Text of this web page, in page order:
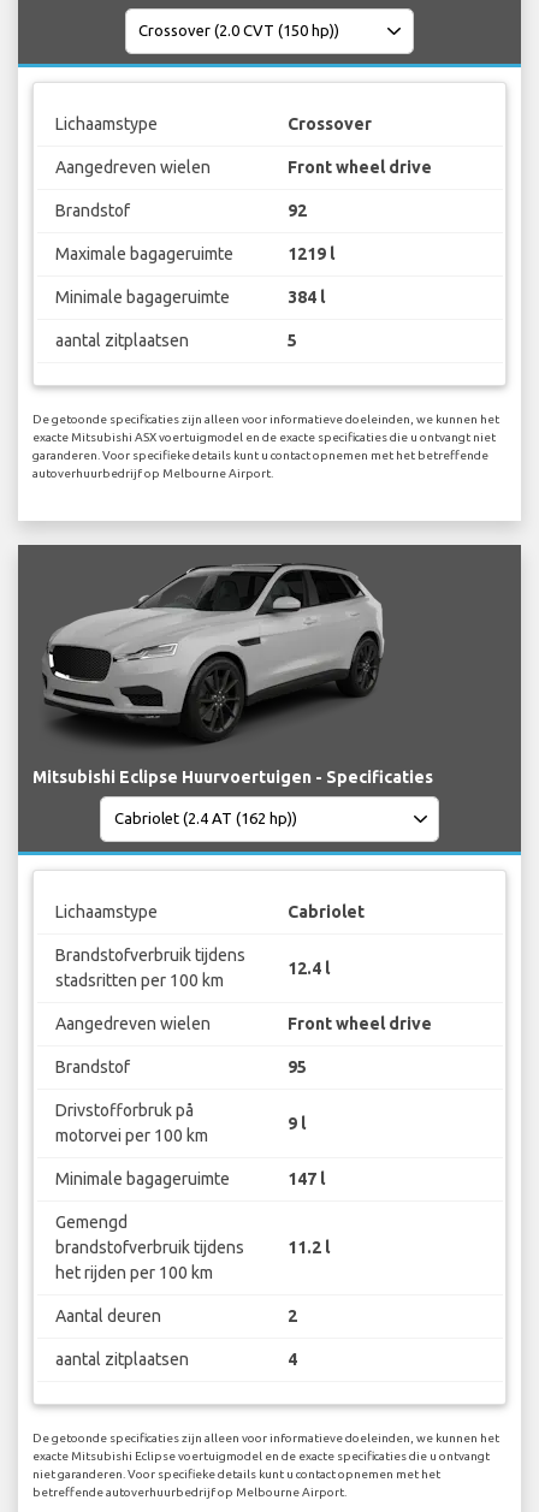
Lichaamstype Crossover
Aangedreven wielen Front wheel drive
Brandstof 92
Maximale bagageruimte 1219 l
Minimale bagageruimte 384 l
aantal zitplaatsen 5
De getoonde specificaties zijn alleen voor informatieve doeleinden, we kunnen het
exacte Mitsubishi ASX voertuigmodel en de exacte specificaties die u ontvangt niet
garanderen. Voor specifieke details kunt u contact opnemen met het betreffende
autoverhuurbedrijf op Melbourne Airport.
Mitsubishi Eclipse Huurvoertuigen - Specificaties
Lichaamstype Cabriolet
Brandstofverbruik tijdens
stadsritten per 100 km
12.4 l
Aangedreven wielen Front wheel drive
Brandstof 95
Drivstofforbruk på
motorvei per 100 km
9 l
Minimale bagageruimte 147 l
Gemengd
brandstofverbruik tijdens
het rijden per 100 km
11.2 l
Aantal deuren 2
aantal zitplaatsen 4
De getoonde specificaties zijn alleen voor informatieve doeleinden, we kunnen het
exacte Mitsubishi Eclipse voertuigmodel en de exacte specificaties die u ontvangt
niet garanderen. Voor specifieke details kunt u contact opnemen met het
betreffende autoverhuurbedrijf op Melbourne Airport.